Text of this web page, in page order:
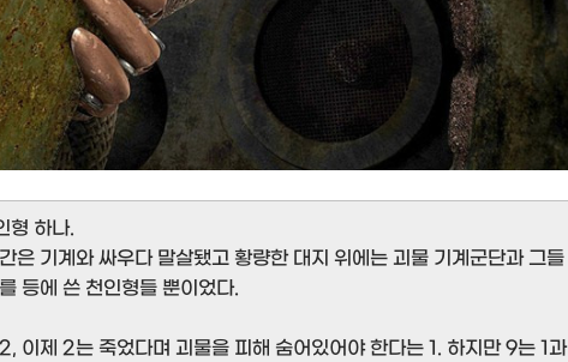
형 하나.
은 기계와 싸우다 말살됐고 황량한 대지 위에는 괴물 기계군단과 그들
등에 쓴 천인형들 뿐이었다.
이제 2는 죽었다며 괴물을 피해 숨어있어야 한다는 1. 하지만 9는 1과